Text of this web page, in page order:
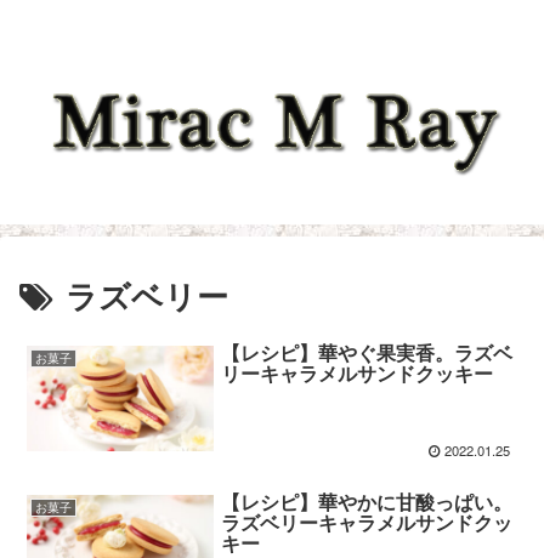
ラズベリー
お菓子 【レシピ】華やぐ果実香。ラズベ
リーキャラメルサンドクッキー
2022.01.25
お菓子 【レシピ】華やかに甘酸っぱい。
ラズベリーキャラメルサンドクッ
キー